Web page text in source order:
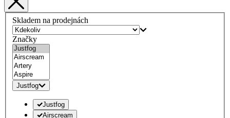
Skladem na prodejnách
Značky
Justfog
Justfog
Airscream